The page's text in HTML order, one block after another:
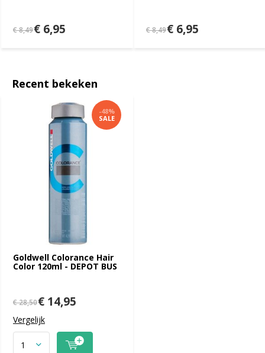
€ 8,49€ 6,95 € 8,49€ 6,95
Recent bekeken
Goldwell Colorance Hair
Color 120ml - DEPOT BUS
-48%
SALE
€ 28,50€ 14,95
Vergelijk